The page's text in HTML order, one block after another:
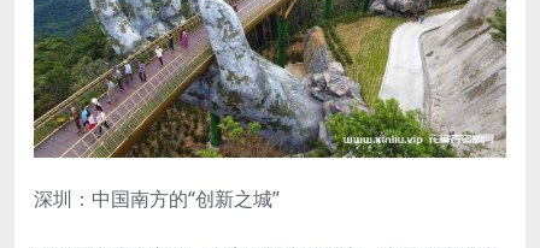
深圳：中国南方的“创新之城”